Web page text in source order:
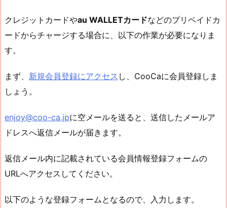
クレジットカードやau WALLETカードなどのプリペイドカ
ードからチャージする場合に、以下の作業が必要になりま
す。
まず、 新規会員登録にアクセス し、CooCaに会員登録しま
しょう。
enjoy@coo-ca.jpに空メールを送ると、送信したメールア
ドレスへ返信メールが届きます。
返信メール内に記載されている会員情報登録フォームの
URLへアクセスしてください。
以下のような登録フォームとなるので、入力します。